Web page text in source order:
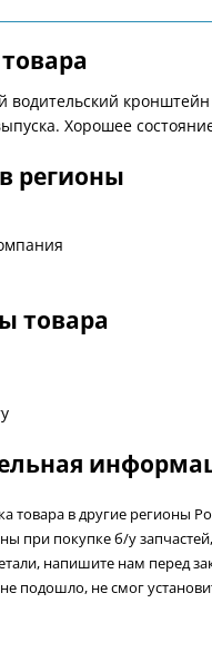
водительский
Хорошее
регионы
товара
товара в другие регионы
при покупке б/у
напишите нам перед
подошло, не смог